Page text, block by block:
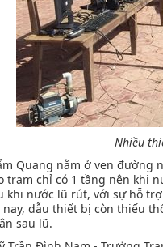
Nhiều
Quang nằm ở ven đường
trạm chỉ có 1 tầng nên khi
khi nước lũ rút, với sự hỗ
nay, dẫu thiết bị còn thiếu
sau lũ.